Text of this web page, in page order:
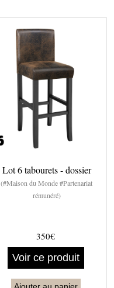
Lot 6 tabourets - dossier
(#Maison du Monde #Partenariat
rémunéré)
350€
Voir ce produit